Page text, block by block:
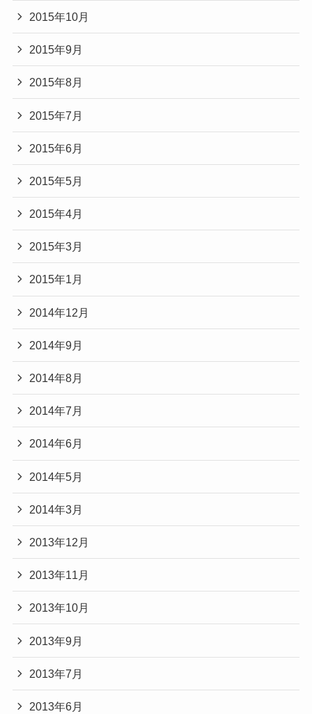
2015年10月
2015年9月
2015年8月
2015年7月
2015年6月
2015年5月
2015年4月
2015年3月
2015年1月
2014年12月
2014年9月
2014年8月
2014年7月
2014年6月
2014年5月
2014年3月
2013年12月
2013年11月
2013年10月
2013年9月
2013年7月
2013年6月